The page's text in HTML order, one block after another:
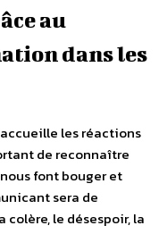
au
dans les
les réactions
de reconnaître
font bouger et
sera de
le désespoir, la